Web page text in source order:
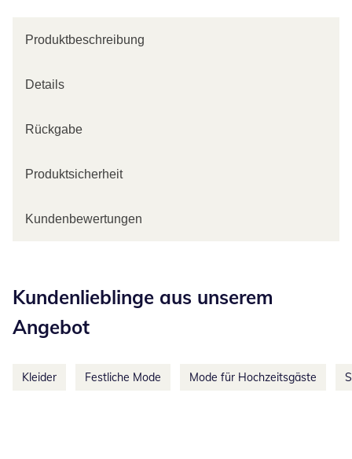
Produktbeschreibung
Details
Rückgabe
Produktsicherheit
Kundenbewertungen
Kundenlieblinge aus unserem
Angebot
Kleider Festliche Mode Mode für Hochzeitsgäste